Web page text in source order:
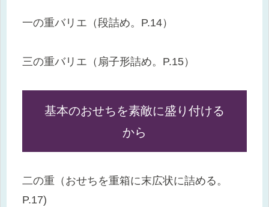
一の重バリエ（段詰め。P.14）
三の重バリエ（扇子形詰め。P.15）
基本のおせちを素敵に盛り付ける
から
二の重（おせちを重箱に末広状に詰める。
P.17)